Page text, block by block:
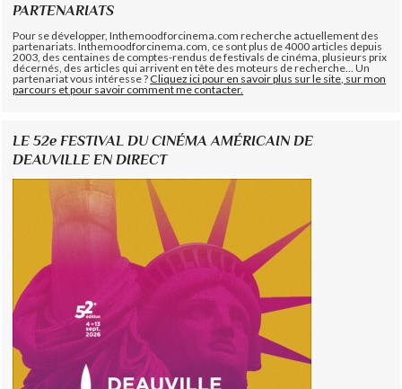
PARTENARIATS
Pour se développer, Inthemoodforcinema.com recherche actuellement des
partenariats. Inthemoodforcinema.com, ce sont plus de 4000 articles depuis
2003, des centaines de comptes-rendus de festivals de cinéma, plusieurs prix
décernés, des articles qui arrivent en tête des moteurs de recherche... Un
partenariat vous intéresse ?Cliquez ici pour en savoir plus sur le site, sur mon
parcours et pour savoir comment me contacter.
LE 52e FESTIVAL DU CINÉMA AMÉRICAIN DE
DEAUVILLE EN DIRECT